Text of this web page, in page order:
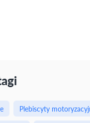
Plebiscyty